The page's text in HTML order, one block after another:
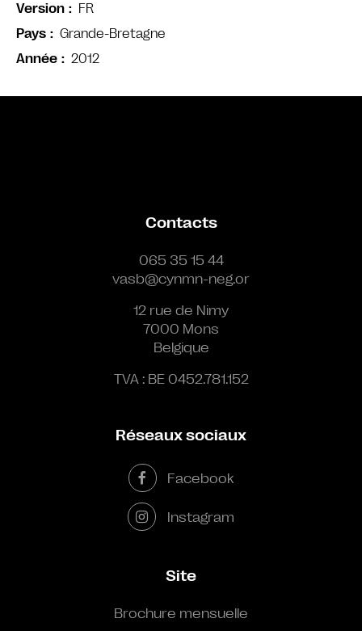
Version
FR
Pays
Grande-Bretagne
Année
2012
Contacts
065 35 15 44
vasb@cynmn-neg.or
12 rue de Nimy
7000 Mons
Belgique
TVA : BE 0452.781.152
Réseaux sociaux
Facebook
Instagram
Site
Brochure mensuelle